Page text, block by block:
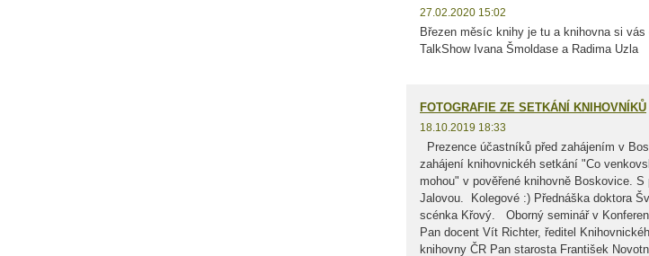
27.02.2020 15:02
Březen měsíc knihy je tu a knihovna si
TalkShow Ivana Šmoldase a Radima Uzla
FOTOGRAFIE ZE SETKÁNÍ KNIHOVNÍKŮ
18.10.2019 18:33
Prezence účastníků před zahájením v
zahájení knihovnickéh setkání "Co
mohou" v pověřené knihovně Boskovice.
Jalovou. Kolegové :) Přednáška doktora
scénka Křový. Oborný seminář v
Pan docent Vít Richter, ředitel
knihovny ČR Pan starosta František